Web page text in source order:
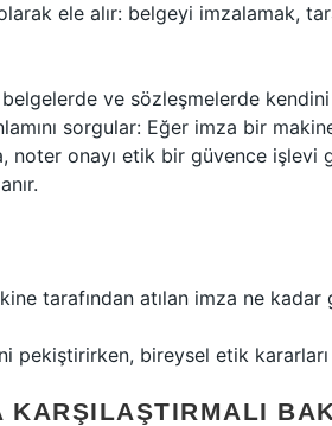
ele alır: belgeyi imzalamak,
ve sözleşmelerde
sorgular: Eğer imza bir
noter onayı etik bir güvence işlevi
tarafından atılan imza ne kadar
pekiştirirken, bireysel etik kararları
KARŞILAŞTIRMALI